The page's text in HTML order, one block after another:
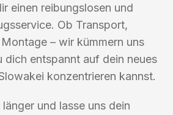
einen reibungslosen und
Ob Transport,
– wir kümmern uns
dich entspannt auf dein neues
konzentrieren kannst.
und lasse uns dein